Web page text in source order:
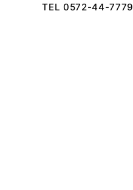
TEL 0572-44-7779